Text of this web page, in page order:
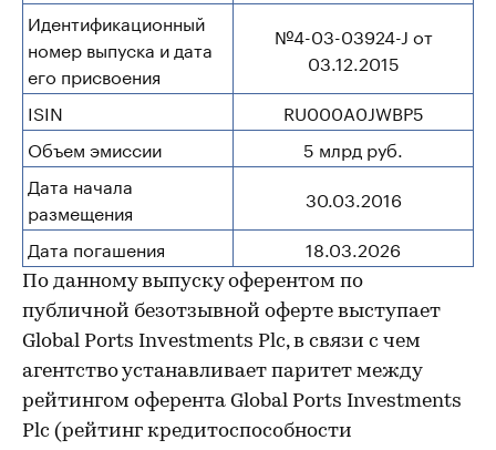
Идентификационный
номер выпуска и дата
его присвоения
№4-03-03924-J от
03.12.2015
ISIN
RU000A0JWBP5
Объем эмиссии
5 млрд руб.
Дата начала
размещения
30.03.2016
Дата погашения
18.03.2026
По данному выпуску оферентом по
публичной безотзывной оферте выступает
Global Ports Investments Plc, в связи с чем
агентство устанавливает паритет между
рейтингом оферента Global Ports Investments
Plc (рейтинг кредитоспособности